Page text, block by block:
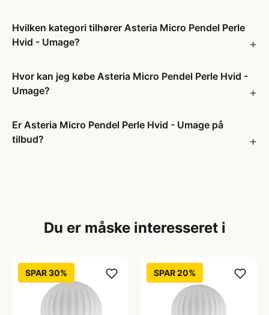
Hvilken kategori tilhører Asteria Micro Pendel Perle
Hvid - Umage?
Hvor kan jeg købe Asteria Micro Pendel Perle Hvid -
Umage?
Er Asteria Micro Pendel Perle Hvid - Umage på
tilbud?
Du er måske interesseret i
SPAR 30% SPAR 20%